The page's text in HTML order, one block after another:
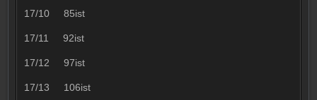
17/10 85ist
17/11 92ist
17/12 97ist
17/13 106ist